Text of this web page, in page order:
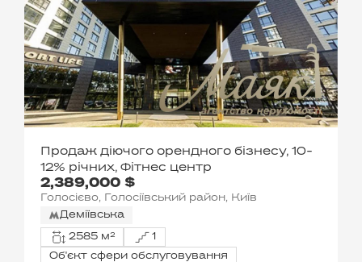
2,389,000 $
Продаж діючого орендного бізнесу, 10-
12% річних, Фітнес центр
Голосієво, Голосіївський район, Київ
Деміївська
2585 м²
1
Об'єкт сфери обслуговування